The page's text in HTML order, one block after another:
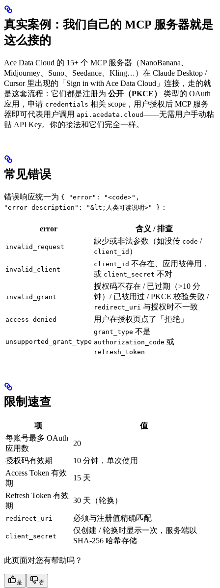
真实案例：我们自己的 MCP 服务器就是
这么接的
Ace Data Cloud 的 15+ 个 MCP 服务器（NanoBanana、
Midjourney、Suno、Seedance、Kling…）在 Claude Desktop /
Cursor 里出现的「Sign in with Ace Data Cloud」连接，走的就
是这套流程：它们都是注册为 公开（PKCE）
类型的 OAuth
应用，申请 credentials 相关 scope，用户授权后 MCP 服务
器即可代表用户调用 api.acedata.cloud——无需用户手动粘
贴 API Key。你的接法和它们完全一样。
常见错误
错误响应统一为 { "error": "<code>",
"error_description": "&lt;人类可读说明>" } ：
error 含义 / 排查
invalid_request
缺少或非法参数（如没传 code /
client_id ）
invalid_client
client_id 不存在、应用被停用，
或 client_secret 不对
invalid_grant
授权码不存在 / 已过期（>10 分
钟）/ 已被用过 / PKCE 校验失败 /
redirect_uri 与授权时不一致
access_denied 用户在授权页点了「拒绝」
unsupported_grant_type
grant_type 不是
authorization_code 或
refresh_token
限制速查
项
值
每账号最多 OAuth
应用数
20
授权码有效期
10 分钟，单次使用
Access Token 有效
期
15 天
Refresh Token 有效
期
30 天（轮换）
redirect_uri 必须与注册值精确匹配
client_secret
仅创建 / 轮换时显示一次，服务端以
SHA-256 哈希存储
此页面对您有帮助吗？
是 否